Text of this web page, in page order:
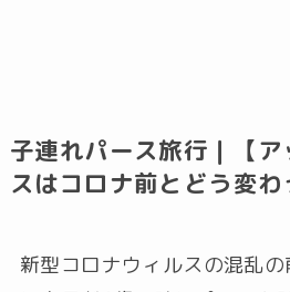
子連れパース旅行｜【
スはコロナ前とどう変わ
新型コロナウィルスの混乱